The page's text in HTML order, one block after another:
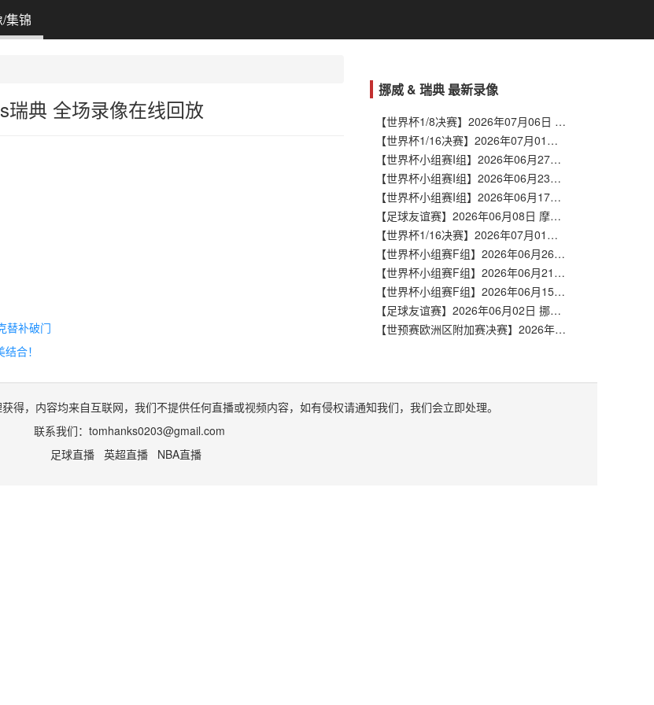
集锦
瑞典 全场录像在线回放
替补破门
合！
挪威 & 瑞典 最新录像
【世界杯1/8决赛】2026年07月06日 巴西vs挪威 全场录像在线回放
【世界杯1/16决赛】2026年07月01日 科特迪瓦vs挪威 全场录像在线回放
【世界杯小组赛I组】2026年06月27日 挪威vs法国 全场录像在线回放
【世界杯小组赛I组】2026年06月23日 挪威vs塞内加尔 全场录像在线回放
【世界杯小组赛I组】2026年06月17日 伊拉克vs挪威 全场录像在线回放
【足球友谊赛】2026年06月08日 摩洛哥vs挪威 全场录像在线回放
【世界杯1/16决赛】2026年07月01日 法国vs瑞典 全场录像在线回放
【世界杯小组赛F组】2026年06月26日 日本vs瑞典 全场录像在线回放
【世界杯小组赛F组】2026年06月21日 荷兰vs瑞典 全场录像在线回放
【世界杯小组赛F组】2026年06月15日 瑞典vs突尼斯 全场录像在线回放
【足球友谊赛】2026年06月02日 挪威vs瑞典 全场录像在线回放
【世预赛欧洲区附加赛决赛】2026年04月01日 瑞典vs波兰 全场录像在线回放
得，内容均来自互联网，我们不提供任何直播或视频内容，如有侵权请通知我们，我们会立即处理。
联系我们： tomhanks0203@gmail.com
足球直播 英超直播 NBA直播